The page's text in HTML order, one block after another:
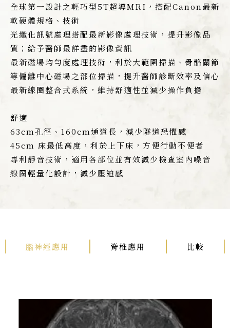
全球第一設計之輕巧型5T超導MRI，搭配Canon最新
軟硬體規格、技術
光纖化訊號處理搭配最新影像處理技術，提升影像品
質；給予醫師最詳盡的影像資訊
最新磁場均勻度處理技術，利於大範圍掃描、骨骼關節
等偏離中心磁場之部位掃描，提升醫師診斷效率及信心
最新線圈整合式系統，維持舒適性並減少操作負擔
舒適
63cm孔徑、160cm通道長，減少隧道恐懼感
45cm 床最低高度，利於上下床，方便行動不便者
專利靜音技術，適用各部位並有效減少檢查室內噪音
線圈輕量化設計，減少壓迫感
腦神經應用 脊椎應用 比較